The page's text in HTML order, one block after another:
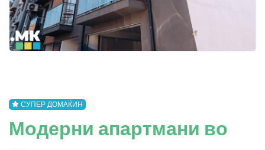
СУПЕР ДОМАЌИН
Модерни апартмани во